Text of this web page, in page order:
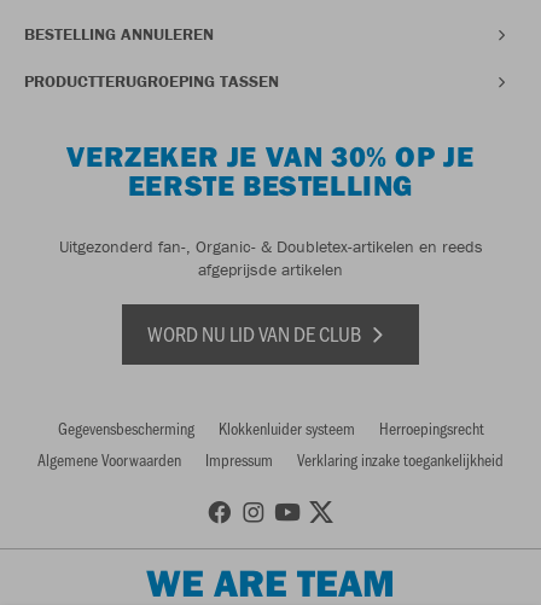
BESTELLING ANNULEREN
PRODUCTTERUGROEPING TASSEN
VERZEKER JE VAN 30% OP JE
EERSTE BESTELLING
Uitgezonderd fan-, Organic- & Doubletex-artikelen en reeds
afgeprijsde artikelen
WORD NU LID VAN DE CLUB
Gegevensbescherming Klokkenluider systeem
Herroepingsrecht
Algemene Voorwaarden
Impressum Verklaring inzake toegankelijkheid
WE ARE TEAM